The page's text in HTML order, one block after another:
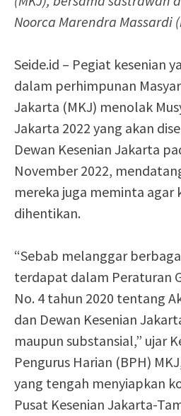
Noorca Marendra Massardi
Seide.id – Pegiat kesenian
dalam perhimpunan
Jakarta (MKJ) menolak
Jakarta 2022 yang akan
Dewan Kesenian Jakarta
November 2022,
mereka juga meminta
dihentikan.
“Sebab melanggar
terdapat dalam Peraturan
No. 4 tahun 2020 tentang
dan Dewan Kesenian
maupun substansial,” ujar
Pengurus Harian (BPH)
yang tengah menyiapkan
Pusat Kesenian Jakarta-